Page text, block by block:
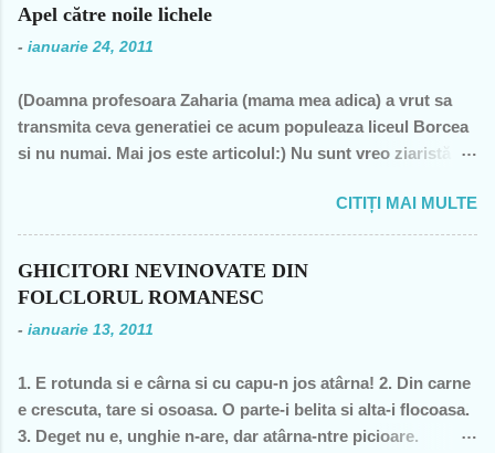
Apel către noile lichele
- ianuarie 24, 2011
(Doamna profesoara Zaharia (mama mea adica) a vrut sa
transmita ceva generatiei ce acum populeaza liceul Borcea
si nu numai. Mai jos este articolul:) Nu sunt vreo ziaristă
partid- n-am fost decât membră a PCR, câteva luni în 1989,
şi mi-a ajuns şi pentru perioada de după 1989-, nu sunt
scoate şi tâmpiţi în urma prestaţiei sale- asa cum rezultă
pdl-işti, aceasta nu e o înjurătură)! Recunosc acum că din
1990 şi până în acest an de graţie, am fost mereu în
opoziţie, chiar şi atunci când au ieşit cei pe care i-am votat-
CITIȚI MAI MULTE
GHICITORI NEVINOVATE DIN
FOLCLORUL ROMANESC
- ianuarie 13, 2011
1. E rotunda si e cârna si cu capu-n jos atârna! 2. Din carne
e crescuta, tare si osoasa. O parte-i belita si alta-i flocoasa.
3. Deget nu e, unghie n-are, dar atârna-ntre picioare.